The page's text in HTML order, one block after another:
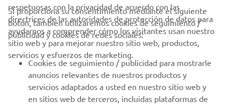
CORPORATIVO
PROFESIONALES
MÁS YAMAHA
respetuosas con la privacidad de acuerdo con las
directrices de las autoridades de protección de datos para
ayudarnos a comprender cómo los visitantes usan nuestro
sitio web y para mejorar nuestro sitio web, productos,
servicios y esfuerzos de marketing.
Si proporciona su consentimiento mediante el siguiente
botón, también utilizaremos cookies de seguimiento /
publicidad y cookies de redes sociales:
Cookies de seguimiento / publicidad para mostrarle
anuncios relevantes de nuestros productos y
servicios adaptados a usted en nuestro sitio web y
en sitios web de terceros, incluidas plataformas de